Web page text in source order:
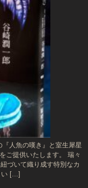
人魚の嘆き』と室生犀星
ご提供いたします。 瑞々
づいて織り成す特別なカ
い […]